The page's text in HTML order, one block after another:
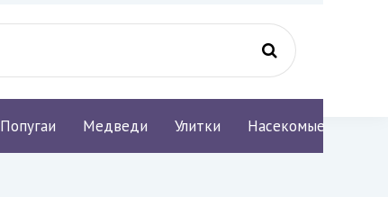
Попугаи Медведи Улитки Насекомые